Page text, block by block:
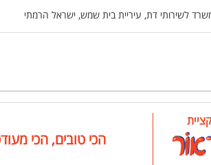
לשירותי דת, עיריית בית שמש, ישראל הרמתי
הכי טובים, הכי